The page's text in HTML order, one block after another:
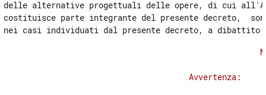
delle alternative progettuali delle opere, di cui
costituisce parte integrante del presente decreto,
          Avvertenza: